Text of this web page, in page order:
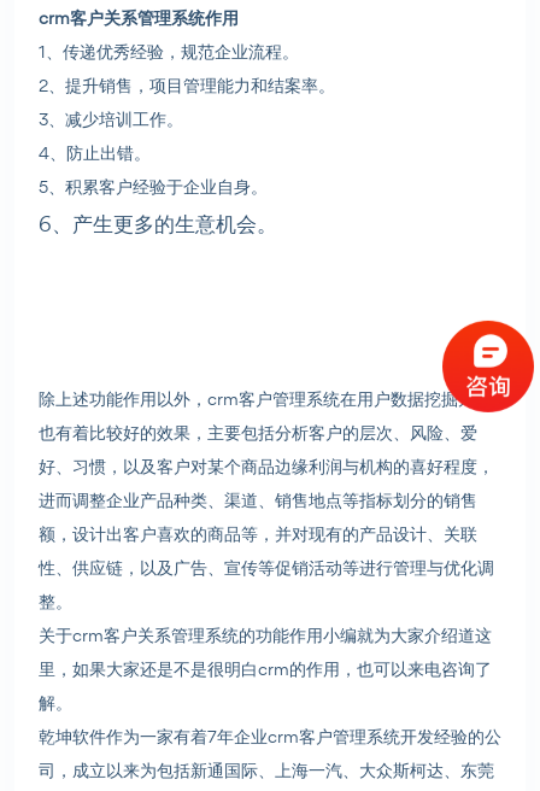
crm客户关系管理系统作用
1、传递优秀经验，规范企业流程。
2、提升销售，项目管理能力和结案率。
3、减少培训工作。
4、防止出错。
5、积累客户经验于企业自身。
6、产生更多的生意机会。
除上述功能作用以外，crm客户管理系统在用户数据挖掘方面
也有着比较好的效果，主要包括分析客户的层次、风险、爱
好、习惯，以及客户对某个商品边缘利润与机构的喜好程度，
进而调整企业产品种类、渠道、销售地点等指标划分的销售
额，设计出客户喜欢的商品等，并对现有的产品设计、关联
性、供应链，以及广告、宣传等促销活动等进行管理与优化调
整。
关于crm客户关系管理系统的功能作用小编就为大家介绍道这
里，如果大家还是不是很明白crm的作用，也可以来电咨询了
解。
乾坤软件作为一家有着7年企业crm客户管理系统开发经验的公
司，成立以来为包括新通国际、上海一汽、大众斯柯达、东莞